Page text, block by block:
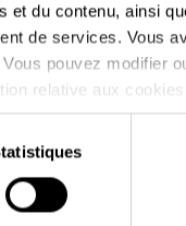
et du contenu, ainsi
de services. Vous
pouvez modifier
relative aux
qui